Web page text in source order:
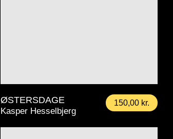
ØSTERSDAGE
Kasper Hesselbjerg
150,00 kr.